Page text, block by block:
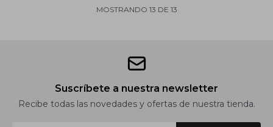
MOSTRANDO 13 DE 13
Suscríbete a nuestra newsletter
Recibe todas las novedades y ofertas de nuestra tienda.